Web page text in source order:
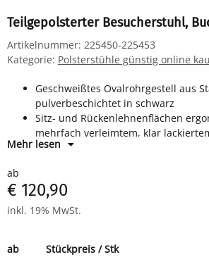
Teilgepolsterter Besucherstuhl,
Artikelnummer: 225450-225453
Kategorie: Polsterstühle günstig online
Geschweißtes Ovalrohrgestell aus
pulverbeschichtet in schwarz
Sitz- und Rückenlehnenflächen
mehrfach verleimtem, klar
Sitzfläche gepolstert mit Stoffbezug
Sitzmaße: H 460 x B 475 x T 415 mm
Gesamtmaße: H 810 x B 545 x T 425
Mehr lesen
ab
€ 120,90
inkl. 19% MwSt.
ab
Stückpreis / Stk